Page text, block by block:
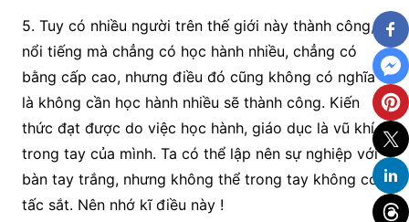
5. Tuy có nhiều người trên thế giới này thành công,
nổi tiếng mà chẳng có học hành nhiều, chẳng có
bằng cấp cao, nhưng điều đó cũng không có nghĩa
là không cần học hành nhiều sẽ thành công. Kiến
thức đạt được do việc học hành, giáo dục là vũ khí
trong tay của mình. Ta có thể lập nên sự nghiệp với
bàn tay trắng, nhưng không thể trong tay không có
tấc sắt. Nên nhớ kĩ điều này !